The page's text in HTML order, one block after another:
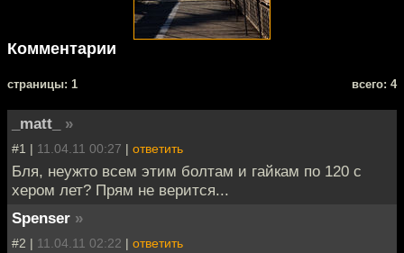
Комментарии
cтраницы: 1 всего: 4
_matt_ »
#1 | 11.04.11 00:27 | ответить
Бля, неужто всем этим болтам и гайкам по 120 с
хером лет? Прям не верится...
Spenser »
#2 | 11.04.11 02:22 | ответить